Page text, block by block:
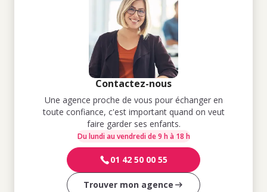
Contactez-nous
Une agence proche de vous pour échanger en
toute confiance, c'est important quand on veut
faire garder ses enfants.
Du lundi au vendredi de 9 h à 18 h
01 42 50 00 55
Trouver mon agence